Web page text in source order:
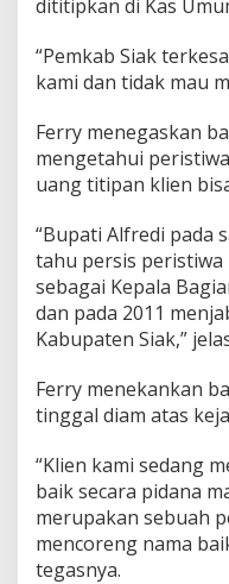
dititipkan di Kas
“Pemkab Siak
kami dan tidak mau
Ferry menegaskan
mengetahui
uang titipan klien
“Bupati Alfredi pada
tahu persis
sebagai Kepala
dan pada 2011
Kabupaten Siak,”
Ferry menekankan
tinggal diam atas
“Klien kami sedang
baik secara pidana
merupakan sebuah
mencoreng nama
tegasnya.